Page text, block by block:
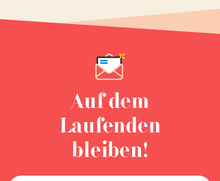
Auf dem
Laufenden
bleiben!